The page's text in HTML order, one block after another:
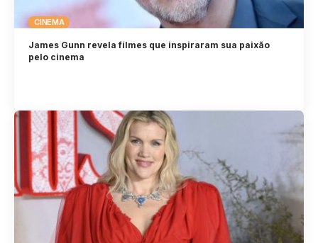
CINEMA
James Gunn revela filmes que inspiraram sua paixão
pelo cinema